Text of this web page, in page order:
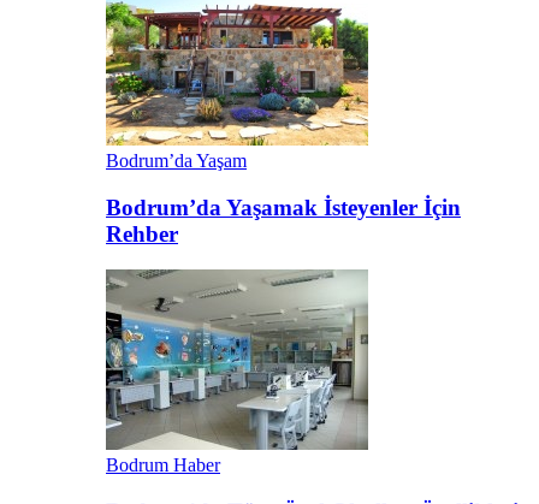
Bodrum’da Yaşam
Bodrum’da Yaşamak İsteyenler İçin
Rehber
Bodrum Haber